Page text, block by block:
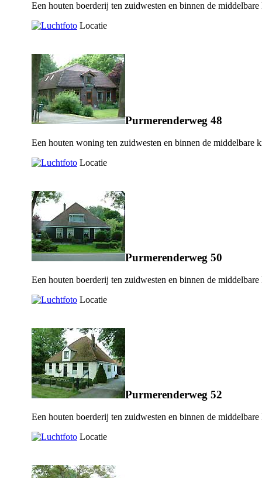
Een houten boerderij ten zuidwesten en binnen de
Locatie
Purmerenderweg 48
Een houten woning ten zuidwesten en binnen de middelbare
Locatie
Purmerenderweg 50
Een houten boerderij ten zuidwesten en binnen de
Locatie
Purmerenderweg 52
Een houten boerderij ten zuidwesten en binnen de
Locatie